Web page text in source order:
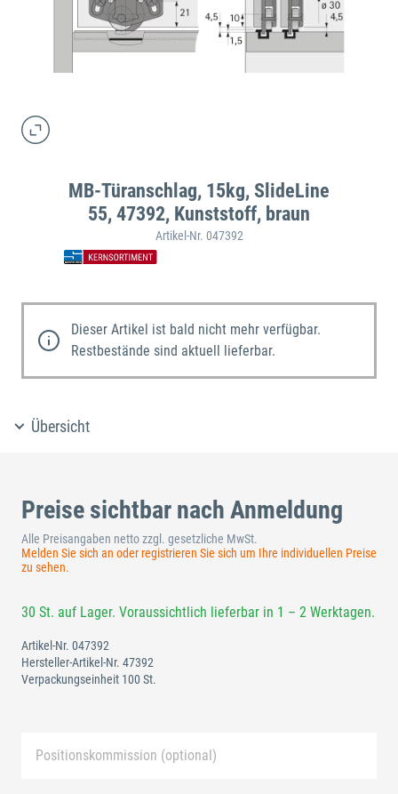
MB-Türanschlag, 15kg, SlideLine
55, 47392, Kunststoff, braun
Artikel-Nr. 047392
Dieser Artikel ist bald nicht mehr verfügbar.
Restbestände sind aktuell lieferbar.
Übersicht
Preise sichtbar nach Anmeldung
Alle Preisangaben netto zzgl. gesetzliche MwSt.
Melden Sie sich an oder registrieren Sie sich um Ihre individuellen Preise
zu sehen.
30 St. auf Lager. Voraussichtlich lieferbar in 1 – 2 Werktagen.
Artikel-Nr. 047392
Hersteller-Artikel-Nr. 47392
Verpackungseinheit 100 St.
Positionskommission (optional)